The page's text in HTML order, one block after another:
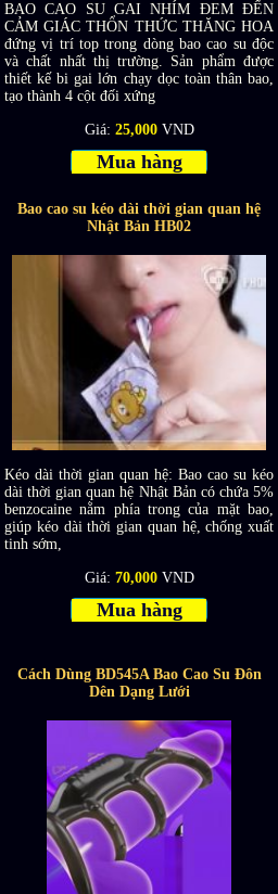
BAO CAO SU GAI NHÍM ĐEM ĐẾN
CẢM GIÁC THỔN THỨC THĂNG HOA
đứng vị trí top trong dòng bao cao su độc
và chất nhất thị trường. Sản phẩm được
thiết kế bi gai lớn chạy dọc toàn thân bao,
tạo thành 4 cột đối xứng
Giá: 25,000 VND
Mua hàng
Bao cao su kéo dài thời gian quan hệ
Nhật Bản HB02
Kéo dài thời gian quan hệ: Bao cao su kéo
dài thời gian quan hệ Nhật Bản có chứa 5%
benzocaine nằm phía trong của mặt bao,
giúp kéo dài thời gian quan hệ, chống xuất
tinh sớm,
Giá: 70,000 VND
Mua hàng
Cách Dùng BD545A Bao Cao Su Đôn
Dên Dạng Lưới